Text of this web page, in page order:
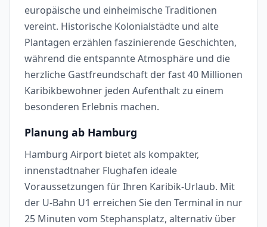
europäische und einheimische Traditionen
vereint. Historische Kolonialstädte und alte
Plantagen erzählen faszinierende Geschichten,
während die entspannte Atmosphäre und die
herzliche Gastfreundschaft der fast 40 Millionen
Karibikbewohner jeden Aufenthalt zu einem
besonderen Erlebnis machen.
Planung ab Hamburg
Hamburg Airport bietet als kompakter,
innenstadtnaher Flughafen ideale
Voraussetzungen für Ihren Karibik-Urlaub. Mit
der U-Bahn U1 erreichen Sie den Terminal in nur
25 Minuten vom Stephansplatz, alternativ über